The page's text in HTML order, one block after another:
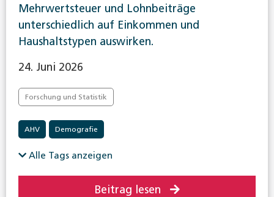
Mehrwertsteuer und Lohnbeiträge
unterschiedlich auf Einkommen und
Haushaltstypen auswirken.
24. Juni 2026
Forschung und Statistik
AHV Demografie
Alle Tags anzeigen
Beitrag lesen